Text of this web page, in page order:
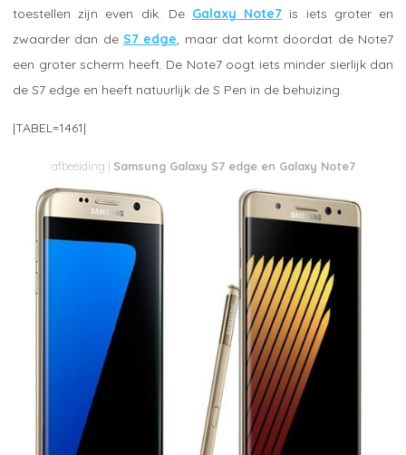
toestellen zijn even dik. De Galaxy Note7 is iets groter en
zwaarder dan de S7 edge, maar dat komt doordat de Note7
een groter scherm heeft. De Note7 oogt iets minder sierlijk dan
de S7 edge en heeft natuurlijk de S Pen in de behuizing.
|TABEL=1461|
Samsung Galaxy S7 edge en Galaxy Note7